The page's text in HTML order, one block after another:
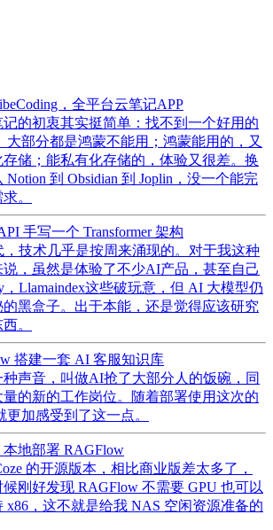
，全平台云笔记APP
的初衷其实挺简单：找不到一个好用的
大部分都是鸿蒙不能用；鸿蒙能用的，又
储；能私有化存储的，体验又很差。换
Notion 到 Obsidian 到 Joplin，没一个能完
。
手写一个 Transformer 架构
技术几乎是按周来涌现的。对于我这种
，虽然是体验了不少AI产品，甚至自己
Llamaindex这些破玩意，但 AI 大模型仍
黑盒子。出于本能，还是觉得应该研究
。
搭建一套 AI 客服知识库
种声音，叫做AI抢了大部分人的饭碗，同
的新的工作岗位。随着部署使用这次的
更加感受到了这一点。
地部署 RAGFlow
的开源版本，相比商业版差太多了，
刚好发现 RAGFlow 不需要 GPU 也可以
x86，这不就是给我 NAS 空闲资源准备的